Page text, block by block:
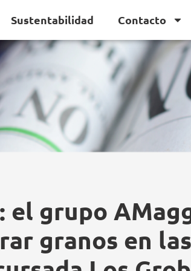
Sustentabilidad Contacto
el grupo
granos en las